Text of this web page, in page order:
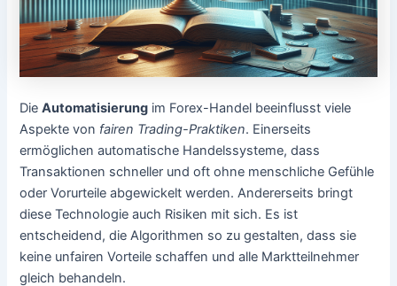
DieAutomatisierung im Forex-Handel beeinflusst viele
Aspekte von fairen Trading-Praktiken. Einerseits
ermöglichen automatische Handelssysteme, dass
Transaktionen schneller und oft ohne menschliche Gefühle
oder Vorurteile abgewickelt werden. Andererseits bringt
diese Technologie auch Risiken mit sich. Es ist
entscheidend, die Algorithmen so zu gestalten, dass sie
keine unfairen Vorteile schaffen und alle Marktteilnehmer
gleich behandeln.